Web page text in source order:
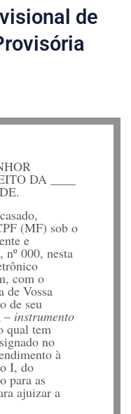
de
DA ____
(MF) sob o
e
000, nesta
com o
de Vossa
de seu
– instrumento
qual tem
no
à
I, do
para as
ajuizar a